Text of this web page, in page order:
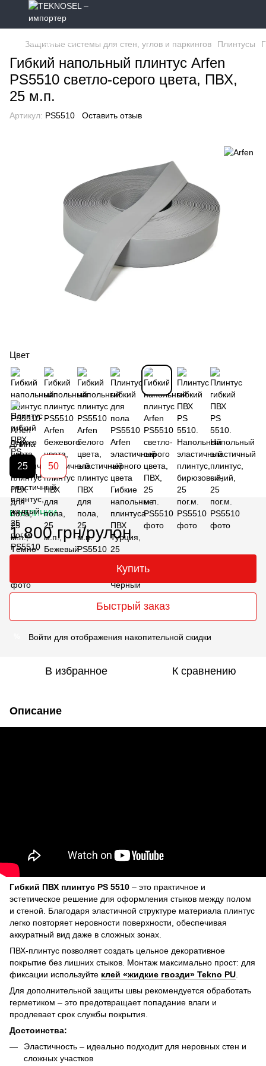
Защитные системы для стен, углов и паркингов Плинтусы
Гибкий напольный плинтус Arfen
PS5510 светло-серого цвета, ПВХ,
25 м.п.
Артикул: PS5510 Оставить отзыв
Цвет
Длина
25 50
В НАЛИЧИИ
1 800 грн/рулон
Купить
Быстрый заказ
Войти для отображения накопительной скидки
В избранное К сравнению
Описание
Гибкий ПВХ плинтус PS 5510 – это практичное и
эстетическое решение для оформления стыков между полом
и стеной. Благодаря эластичной структуре материала плинтус
легко повторяет неровности поверхности, обеспечивая
аккуратный вид даже в сложных зонах.
ПВХ-плинтус позволяет создать цельное декоративное
покрытие без лишних стыков. Монтаж максимально прост: для
фиксации используйте клей «жидкие гвозди» Tekno PU
Для дополнительной защиты швы рекомендуется обработать
герметиком – это предотвращает попадание влаги и
продлевает срок службы покрытия.
Достоинства:
Эластичность – идеально подходит для неровных стен и
сложных участков